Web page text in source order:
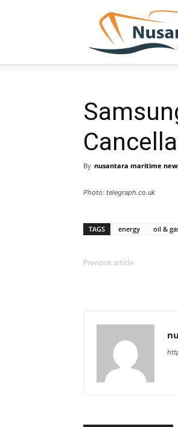
By nusantara maritime
Photo: telegraph.co.uk
TAGS energy oil &
Previous article